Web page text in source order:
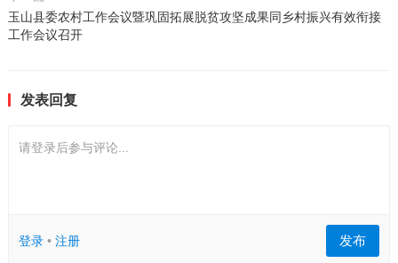
玉山县委农村工作会议暨巩固拓展脱贫攻坚成果同乡村振兴有效衔接
工作会议召开
发表回复
请登录后参与评论...
登录• 注册 发布